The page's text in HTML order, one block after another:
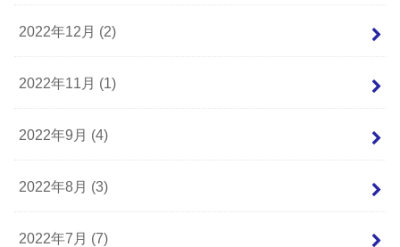
2022年12月 (2)
2022年11月 (1)
2022年9月 (4)
2022年8月 (3)
2022年7月 (7)